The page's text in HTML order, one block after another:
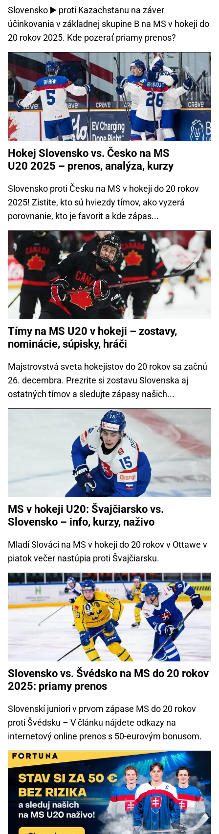
Slovensko ▶️ proti Kazachstanu na záver
účinkovania v základnej skupine B na MS v hokeji do
20 rokov 2025. Kde pozerať priamy prenos?
Hokej Slovensko vs. Česko na MS
U20 2025 – prenos, analýza, kurzy
Slovensko proti Česku na MS v hokeji do 20 rokov
2025! Zistite, kto sú hviezdy tímov, ako vyzerá
porovnanie, kto je favorit a kde zápas...
Tímy na MS U20 v hokeji – zostavy,
nominácie, súpisky, hráči
Majstrovstvá sveta hokejistov do 20 rokov sa začnú
26. decembra. Prezrite si zostavu Slovenska aj
ostatných tímov a sledujte zápasy našich...
MS v hokeji U20: Švajčiarsko vs.
Slovensko – info, kurzy, naživo
Mladí Slováci na MS v hokeji do 20 rokov v Ottawe v
piatok večer nastúpia proti Švajčiarsku.
Slovensko vs. Švédsko na MS do 20 rokov
2025: priamy prenos
Slovenskí juniori v prvom zápase MS do 20 rokov
proti Švédsku – V článku nájdete odkazy na
internetový online prenos s 50-eurovým bonusom.